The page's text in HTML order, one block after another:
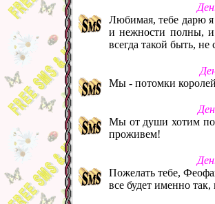
Любимая, тебе дарю я
и нежности полны, и
всегда такой быть,
Мы - потомки королей
Мы от души хотим
проживем!
Пожелать тебе,
все будет именно так,